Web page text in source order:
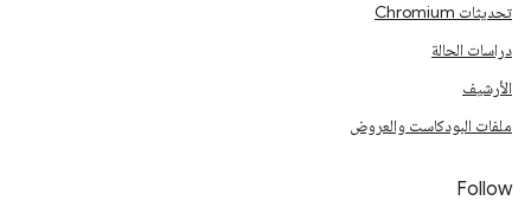
تحديثات Chromium
دراسات الحالة
الأرشيف
ملفات البودكاست والعروض
Follow